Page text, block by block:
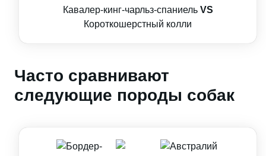
Кавалер-кинг-чарльз-спаниель VS
Короткошерстный колли
Часто сравнивают
следующие породы собак